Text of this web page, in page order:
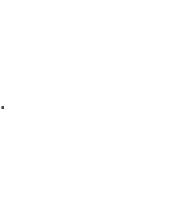
》【word】